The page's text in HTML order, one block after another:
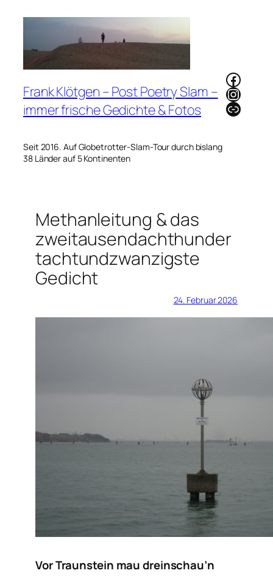
Frank Klötgen – Post Poetry Slam –
immer frische Gedichte & Fotos
Seit 2016. Auf Globetrotter-Slam-Tour durch bislang
38 Länder auf 5 Kontinenten
Link
Methanleitung & das
zweitausendachthunder
tachtundzwanzigste
Gedicht
24. Februar 2026
Vor Traunstein mau dreinschau’n